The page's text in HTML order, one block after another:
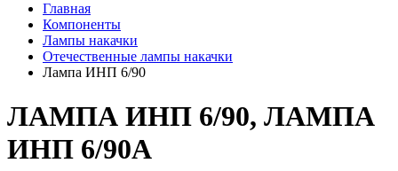
Главная
Компоненты
Лампы накачки
Отечественные лампы накачки
Лампа ИНП 6/90
ЛАМПА ИНП 6/90, ЛАМПА
ИНП 6/90А